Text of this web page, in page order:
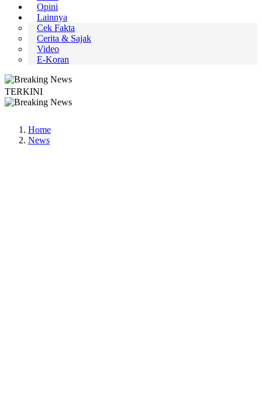
Opini
Lainnya
Cek Fakta
Cerita & Sajak
Video
E-Koran
TERKINI
Home
News